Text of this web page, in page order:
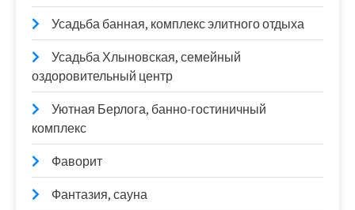
Усадьба банная, комплекс элитного отдыха
Усадьба Хлыновская, семейный
оздоровительный центр
Уютная Берлога, банно-гостиничный
комплекс
Фаворит
Фантазия, сауна